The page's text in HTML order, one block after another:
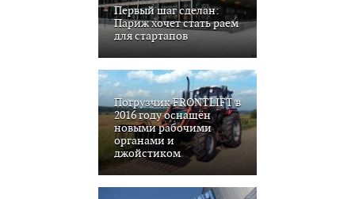
Первый шаг сделан:
Париж хочет стать раем
для стартапов
Погрузчик FRONTLIFT в
2016 году оснащён
новыми рабочими
органами и
джойстиком